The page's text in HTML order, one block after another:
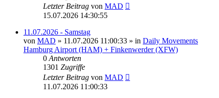
Letzter Beitrag von MAD
15.07.2026 14:30:55
11.07.2026 - Samstag
von MAD » 11.07.2026 11:00:33 » in Daily Movements
Hamburg Airport (HAM) + Finkenwerder (XFW)
0 Antworten
1301 Zugriffe
Letzter Beitrag von MAD
11.07.2026 11:00:33